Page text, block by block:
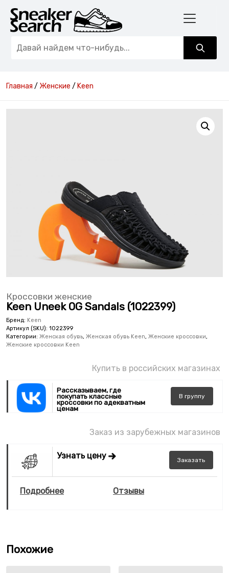
Главная / Женские / Keen
Кроссовки женские
Keen Uneek OG Sandals (1022399)
Бренд: Keen
Артикул (SKU): 1022399
Категории: Женская обувь, Женская обувь Keen, Женские кроссовки,
Женские кроссовки Keen
Купить в российских магазинах
Рассказываем, где
покупать классные
кроссовки по адекватным
ценам
В группу
Заказ из зарубежных магазинов
Узнать цену Заказать
Подробнее Отзывы
Похожие